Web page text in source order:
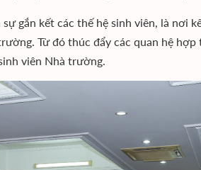
sự gắn kết các thế hệ sinh viên, là nơi
Từ đó thúc đẩy các quan hệ hợp
viên Nhà trường.